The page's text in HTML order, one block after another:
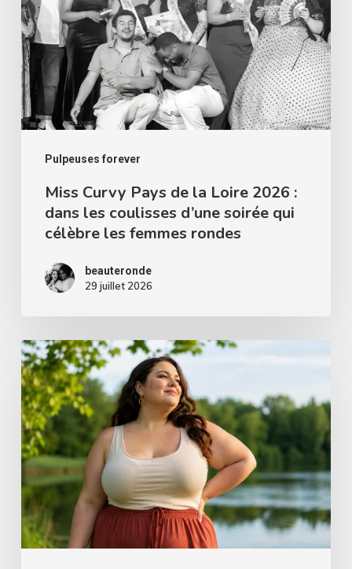
Pulpeuses forever
de
la
Loire
2026
:
dans
coulisses
d’une
soirée
célèbre
femmes
rondes
Miss Curvy Pays de la Loire 2026 :
dans les coulisses d’une soirée qui
célèbre les femmes rondes
beauteronde
29 juillet 2026
Les
avantages
d’être
gros
!